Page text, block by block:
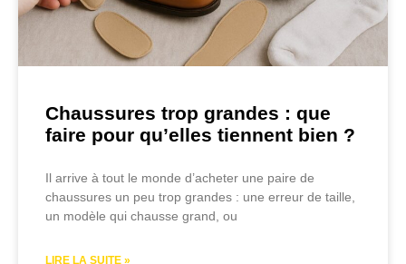
Chaussures trop grandes : que
faire pour qu’elles tiennent bien ?
Il arrive à tout le monde d’acheter une paire de
chaussures un peu trop grandes : une erreur de taille,
un modèle qui chausse grand, ou
LIRE LA SUITE »